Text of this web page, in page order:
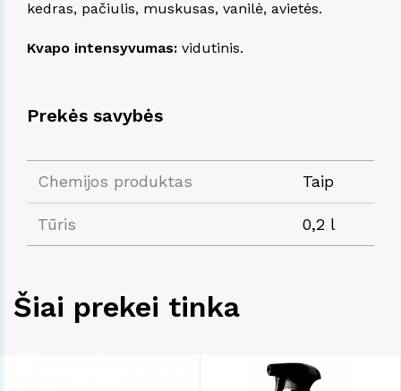
Prekės savybės
Chemijos produktas Taip
Tūris 0,2 l
kedras, pačiulis, muskusas, vanilė, avietės.
Kvapo intensyvumas: vidutinis.
Šiai prekei tinka